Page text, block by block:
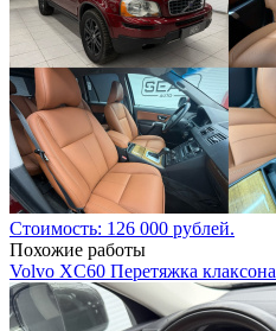
Стоимость: 126 000 рублей.
Похожие работы
Volvo XC60 Перетяжка клаксона